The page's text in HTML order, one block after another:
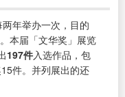
年举办一次，目的
本届「文华奖」展览
197件入选作品，包
件。并列展出的还